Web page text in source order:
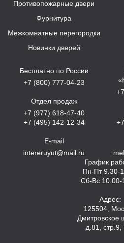
Противопожарные двери
Фурнитура
Межкомнатные перегородки
Новинки дверей
Бесплатно по России
+7 (800) 777-04-23
Отдел продаж
+7 (977) 618-47-40
+7 (495) 142-12-34
E-mail
intereruyut@mail.ru
График
Пн-Пт 9.30-
Сб-Вс 10.00-
Адрес:
125504,
Дмитровское
д.81, стр.9,